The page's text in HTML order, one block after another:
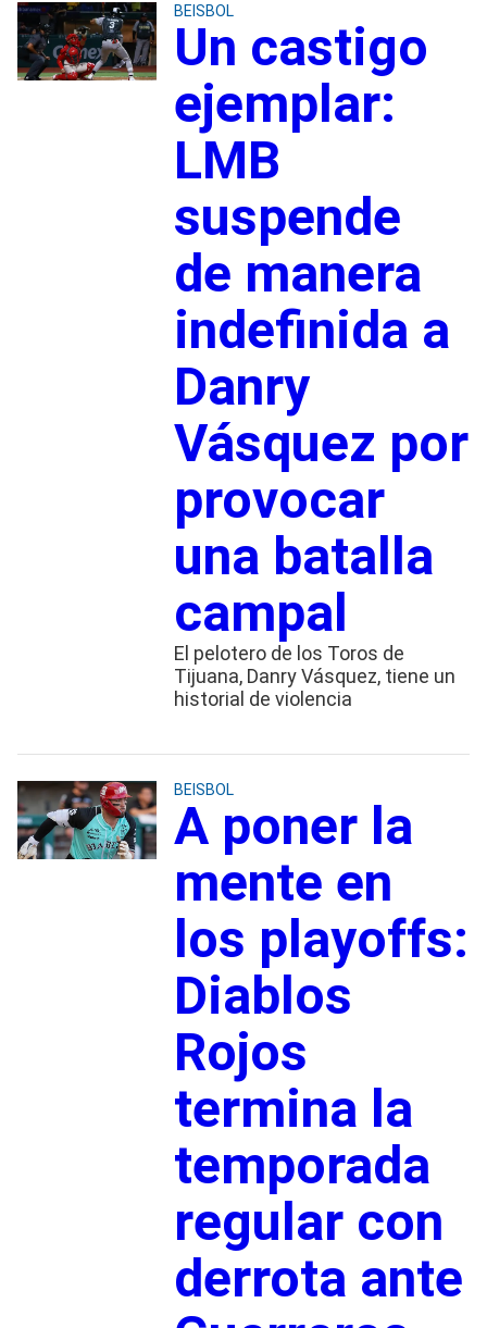
BEISBOL
Un castigo
ejemplar:
LMB
suspende
de manera
indefinida a
Danry
Vásquez por
provocar
una batalla
campal
El pelotero de los Toros de
Tijuana, Danry Vásquez, tiene un
historial de violencia
BEISBOL
A poner la
mente en
los playoffs:
Diablos
Rojos
termina la
temporada
regular con
derrota ante